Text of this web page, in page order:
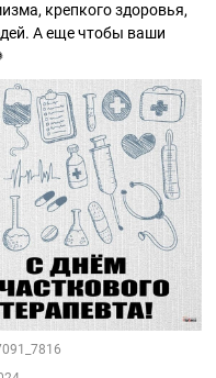
крепкого здоровья,
А еще чтобы ваши